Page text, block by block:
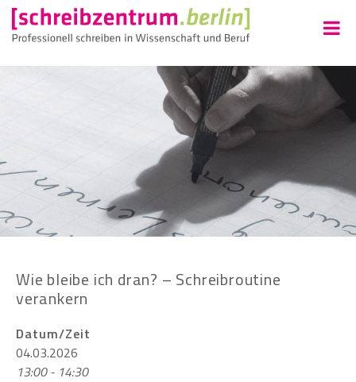
Wie bleibe ich dran? – Schreibroutine
verankern
Datum/Zeit
04.03.2026
13:00 - 14:30